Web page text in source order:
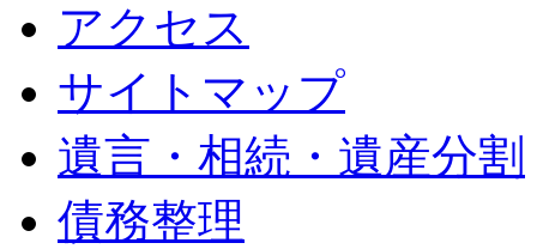
アクセス
サイトマップ
遺言・相続・遺産分割
債務整理